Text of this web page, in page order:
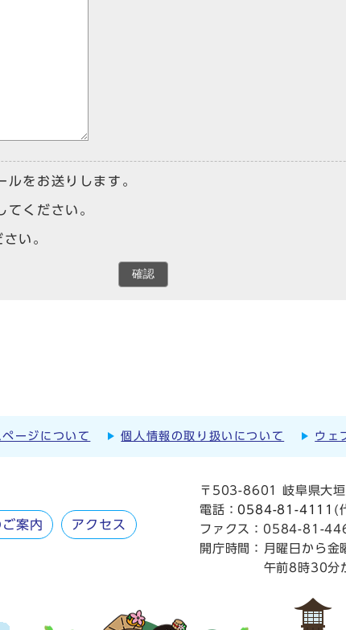
をお送りします。
ください。
い。
確認
ージについて 個人情報の取り扱いについて ウェ
案内 アクセス
〒503-8601 岐阜県大
電話：0584-81-4111 (
ファクス：0584-81-
開庁時間：
月曜日から金
午前8時30分